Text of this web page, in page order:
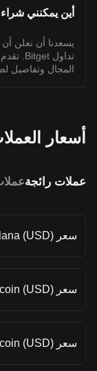
أين يمكنني شراء dYdX (ethDYDX) بأقل رسوم؟
يسعدنا أن نعلن أن
المجال وتفاصيل
أسعار
عملات رائجة
سعر Solana (USD)
سعر Litecoin (USD)
سعر Fartcoin (USD)